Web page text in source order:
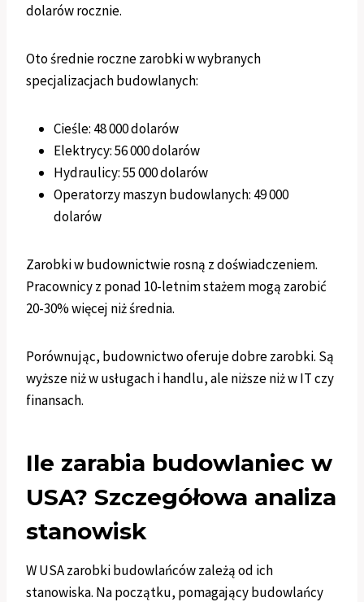
dolarów rocznie.
Oto średnie roczne zarobki w wybranych
specjalizacjach budowlanych:
Cieśle: 48 000 dolarów
Elektrycy: 56 000 dolarów
Hydraulicy: 55 000 dolarów
Operatorzy maszyn budowlanych: 49 000
dolarów
Zarobki w budownictwie rosną z doświadczeniem.
Pracownicy z ponad 10-letnim stażem mogą zarobić
20-30% więcej niż średnia.
Porównując, budownictwo oferuje dobre zarobki. Są
wyższe niż w usługach i handlu, ale niższe niż w IT czy
finansach.
Ile zarabia budowlaniec w
USA? Szczegółowa analiza
stanowisk
W USA zarobki budowlańców zależą od ich
stanowiska. Na początku, pomagający budowlańcy